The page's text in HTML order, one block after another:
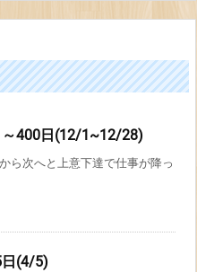
400日(12/1~12/28)
ら次へと上意下達で仕事が降っ
(4/5)